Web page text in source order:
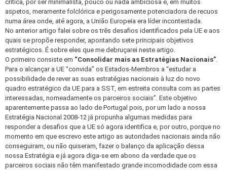
crítica, por ser minimalista, pouco ou nada ambiciosa e, em muitos
aspetos, meramente folclórica e perigosamente potenciadora de recuos
numa área onde, até agora, a União Europeia era líder incontestada.
No anterior artigo falei sobre os três desafios identificados pela UE e aos
quais se propõe responder, apontando sete principais objetivos
estratégicos. É sobre eles que me debruçarei neste artigo.
O primeiro consiste em “Consolidar mais as Estratégias Nacionais”.
Para o alcançar a UE “convida” os Estados-Membros a “estudar a
possibilidade de rever as suas estratégias nacionais à luz do novo
quadro estratégico da UE para a SST, em estreita consulta com as partes
interessadas, nomeadamente os parceiros sociais”. Este objetivo
aparentemente passa ao lado de Portugal pois, por um lado a nossa
Estratégia Nacional 2008-12 já propunha algumas medidas para
responder a desafios que a UE só agora identifica e, por outro, porque no
momento em que escrevo este artigo as autoridades nacionais ainda não
conseguiram, ou não quiseram, fazer o balanço da aplicação dessa
nossa Estratégia e já agora diga-se em abono da verdade que os
parceiros sociais não têm manifestado grande incomodidade com essa